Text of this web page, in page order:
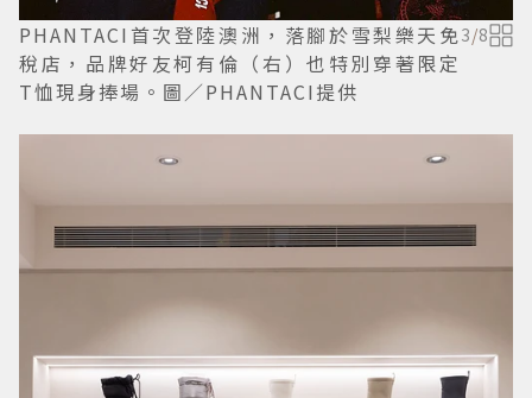
PHANTACI首次登陸澳洲，落腳於雪梨樂天免
稅店，品牌好友柯有倫（右）也特別穿著限定
T恤現身捧場。圖／PHANTACI提供
3/8